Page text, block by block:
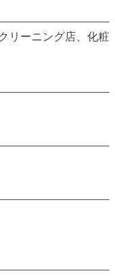
リーニング店、化粧